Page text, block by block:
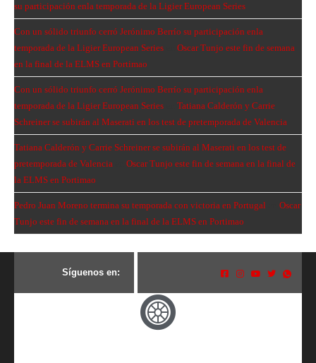
su participación enla temporada de la Ligier European Series
Con un sólido triunfo cerró Jerónimo Berrío su participación enla
temporada de la Ligier European Series
Oscar Tunjo este fin de semana
en la final de la ELMS en Portimao
Con un sólido triunfo cerró Jerónimo Berrío su participación enla
temporada de la Ligier European Series
Tatiana Calderón y Carrie
Schreiner se subirán al Maserati en los test de pretemporada de Valencia
Tatiana Calderón y Carrie Schreiner se subirán al Maserati en los test de
pretemporada de Valencia
Oscar Tunjo este fin de semana en la final de
la ELMS en Portimao
Pedro Juan Moreno termina su temporada con victoria en Portugal
Oscar
Tunjo este fin de semana en la final de la ELMS en Portimao
Síguenos en: